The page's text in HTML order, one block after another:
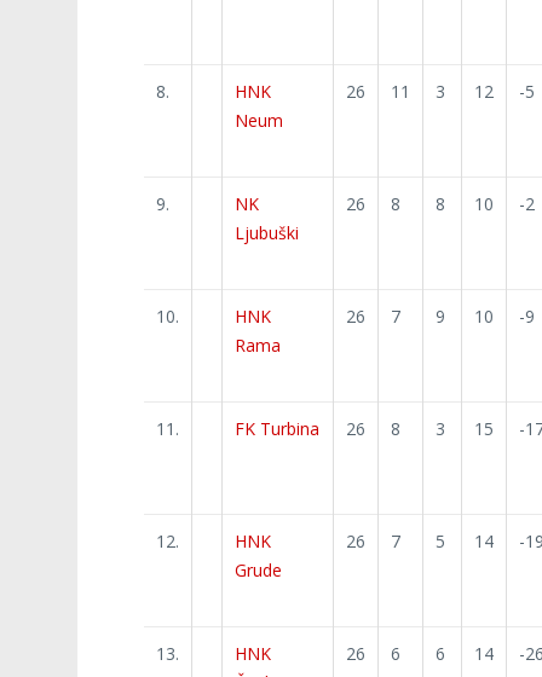
8.
HNK
Neum
26 11 3 12 -5
9.
NK
Ljubuški
26 8 8 10 -2
10.
HNK
Rama
26 7 9 10 -9
11. FK Turbina 26 8 3 15 -
12.
HNK
Grude
26 7 5 14 -
13.
HNK
26 6 6 14 -